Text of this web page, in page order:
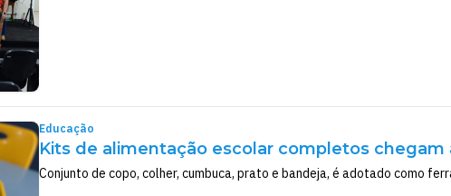
Educação
Kits de alimentação escolar completos
Conjunto de copo, colher, cumbuca, prato e bandeja, é adotado como